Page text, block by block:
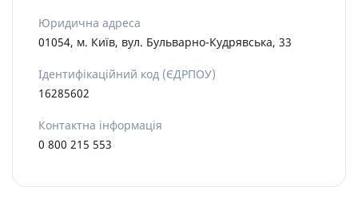
Юридична адреса
01054, м. Київ, вул. Бульварно-Кудрявська, 33
Ідентифікаційний код (ЄДРПОУ)
16285602
Контактна інформація
0 800 215 553